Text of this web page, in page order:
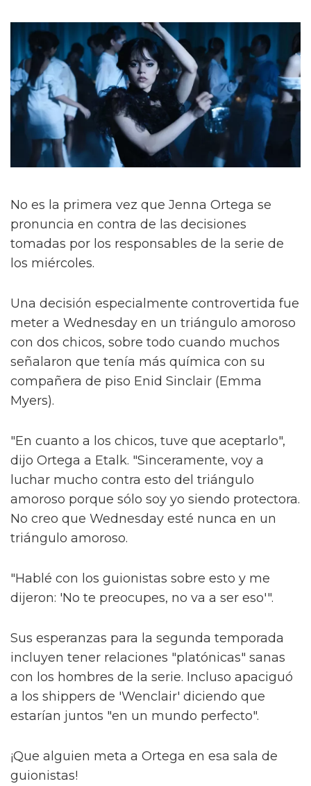
No es la primera vez que Jenna Ortega se
pronuncia en contra de las decisiones
tomadas por los responsables de la serie de
los miércoles.
Una decisión especialmente controvertida fue
meter a Wednesday en un triángulo amoroso
con dos chicos, sobre todo cuando muchos
señalaron que tenía más química con su
compañera de piso Enid Sinclair (Emma
Myers).
"En cuanto a los chicos, tuve que aceptarlo",
dijo Ortega a Etalk. "Sinceramente, voy a
luchar mucho contra esto del triángulo
amoroso porque sólo soy yo siendo protectora.
No creo que Wednesday esté nunca en un
triángulo amoroso.
"Hablé con los guionistas sobre esto y me
dijeron: 'No te preocupes, no va a ser eso'".
Sus esperanzas para la segunda temporada
incluyen tener relaciones "platónicas" sanas
con los hombres de la serie. Incluso apaciguó
a los shippers de 'Wenclair' diciendo que
estarían juntos "en un mundo perfecto".
¡Que alguien meta a Ortega en esa sala de
guionistas!